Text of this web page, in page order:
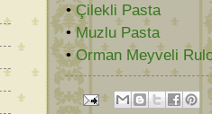
•Çilekli Pasta
•Muzlu Pasta
•Orman Meyveli